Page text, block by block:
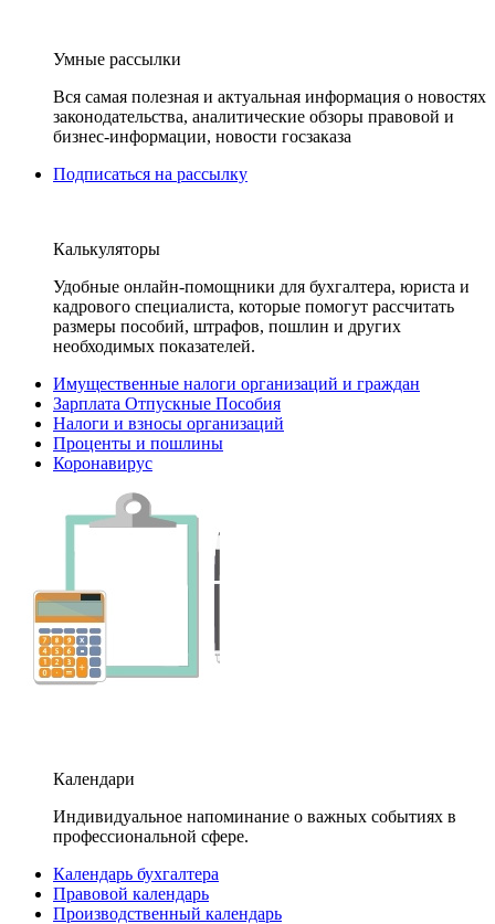
Умные рассылки
Вся самая полезная и актуальная информация о новостях
законодательства, аналитические обзоры правовой и
бизнес-информации, новости госзаказа
Подписаться на рассылку
Калькуляторы
Удобные онлайн-помощники для бухгалтера, юриста и
кадрового специалиста, которые помогут рассчитать
размеры пособий, штрафов, пошлин и других
необходимых показателей.
Имущественные налоги организаций и граждан
Зарплата Отпускные Пособия
Налоги и взносы организаций
Проценты и пошлины
Коронавирус
Календари
Индивидуальное напоминание о важных событиях в
профессиональной сфере.
Календарь бухгалтера
Правовой календарь
Производственный календарь